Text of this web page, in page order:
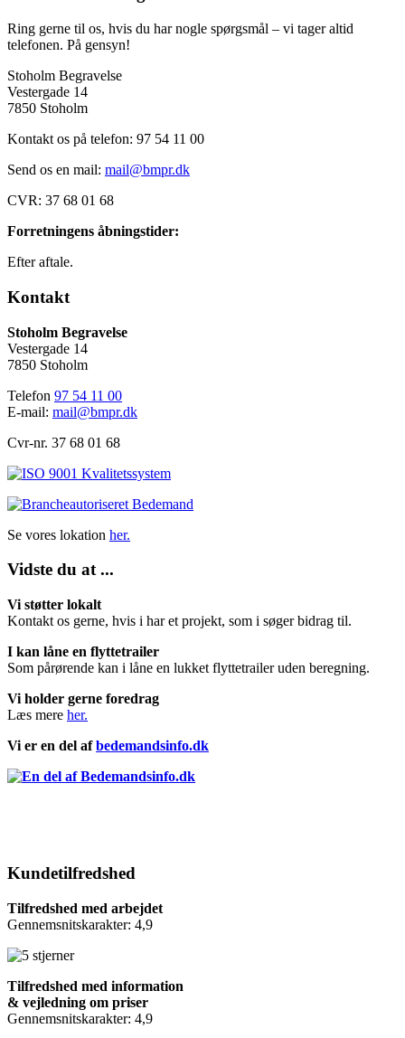
Ring gerne til os, hvis du har nogle spørgsmål – vi tager altid
telefonen. På gensyn!
Stoholm Begravelse
Vestergade 14
7850 Stoholm
Kontakt os på telefon: 97 54 11 00
Send os en mail: mail@bmpr.dk
CVR: 37 68 01 68
Forretningens åbningstider:
Efter aftale.
Kontakt
Stoholm Begravelse
Vestergade 14
7850 Stoholm
Telefon 97 54 11 00
E-mail: mail@bmpr.dk
Cvr-nr. 37 68 01 68
Se vores lokation her.
Vidste du at ...
Vi støtter lokalt
Kontakt os gerne, hvis i har et projekt, som i søger bidrag til.
I kan låne en flyttetrailer
Som pårørende kan i låne en lukket flyttetrailer uden beregning.
Vi holder gerne foredrag
Læs mere her.
Vi er en del afbedemandsinfo.dk
Kundetilfredshed
Tilfredshed med arbejdet
Gennemsnitskarakter: 4,9
Tilfredshed med information
& vejledning om priser
Gennemsnitskarakter: 4,9